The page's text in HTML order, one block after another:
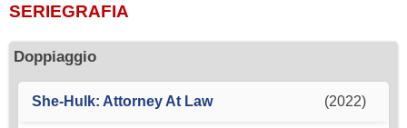
SERIEGRAFIA
Doppiaggio
She-Hulk: Attorney At Law (2022)